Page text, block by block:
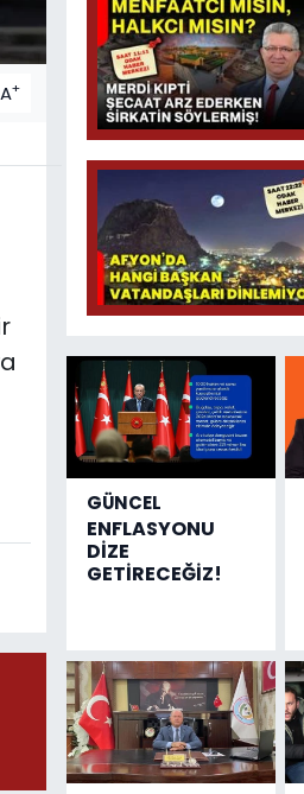
A+
GÜNCEL
ENFLASYONU
DİZE
GETİRECEĞİZ!